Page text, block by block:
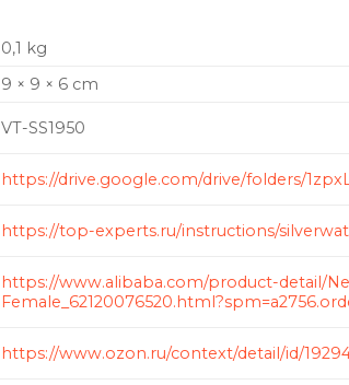
0,1 kg
9 × 9 × 6 cm
VT-SS1950
https://drive.google.com/drive/folders/
https://top-experts.ru/instructions/
https://www.alibaba.com/product-detail/
https://www.ozon.ru/context/detail/id/